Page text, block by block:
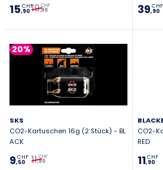
15,90
CHF19,90
CHF 39,90
CHF
20%
SKS
CO2-Kartuschen 16g (2 Stück) - BL
ACK
9,50
CHF 11,90
CHF
CO2-
RED
11,90
CHF